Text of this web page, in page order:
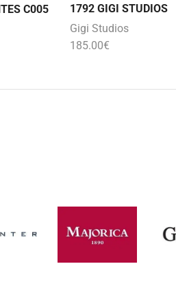
C005
1792 GIGI STUDIOS
Gigi Studios
185.00€